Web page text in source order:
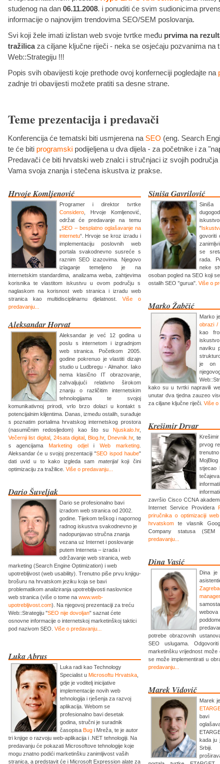
studenog na dan 06.11.2008. i ponuditi će svim sudionicima
informacije o najnovijim trendovima SEO/SEM poslovanja.
Svi koji žele imati izlistan web svoje tvrtke među prvima na
tražilicaza ciljane ključne riječi - neka se osjećaju pozvanima na
Web::Strategiju !!!
Popis svih obavijesti koje prethode ovoj konferneciji pogledajte na
zadnje tri obavijesti možete pratiti sa desne strane.
Teme prezentacija i predavači
Konferencija će tematski biti usmjerena na SEO (eng. Search
te će biti programskipodijeljena u dva dijela - za početnike i za
Predavači će biti hrvatski web znalci i stručnjaci iz svojih područja
Vama svoja znanja i stečena iskustva iz prakse.
Hrvoje Komljenović
Programer i direktor tvrtke
Considero, Hrvoje Komljenović,
održat će predavanje na temu
SEO – besplatno oglašavanje na
internetu“. Hrvoje se kroz izradu i
implementaciju poslovnih web
portala svakodnevno susreće s
raznim SEO izazovima. Njegovo
izlaganje temeljeno je na
internetskim standardima, analizama weba, zahtjevima
korisnika te vlastitom iskustvu u ovom području s
naglaskom na korisnost web stranica i izradu web
stranica kao multidisciplinarnu djelatnost. Više o
predavanju...
Aleksandar Horvat
Aleksandar je već 12 godina u
poslu s internetom i izgradnjom
web stranica. Početkom 2005.
godine pokrenuo je vlastiti dizajn
studio u Ludbregu - Almahor. Iako
nema klasično IT obrazovanje,
zahvaljujući relativno širokom
znanju o različitim internetskim
tehnologijama te svojoj
komunikativnoj prirodi, vrlo brzo dolazi u kontakt s
potencijalnim klijentima. Danas, između ostalih, surađuje
s poznatim portalima hrvatskog internetskog prostora
(nasumičnim redosljedom) kao što su Njuskalo.hr,
Večernji list digital, 24sata digital ,Blog.hr, Dnevnik.hr, te
s agencijama Marketing odjeli Web marketing.
Aleksandar će u svojoj prezentaciji "SEO ispod haube"
dati uvid u to kako izgleda sam materijalkoji čini
optimizaciju za tražilice. Više o predavanju...
Dario Šuveljak
Dario se profesionalno bavi
izradom web stranica od 2002.
godine. Tijekom teškog i napornog
radnog iskustva svakodnevno je
nadopunjavao stručna znanja
vezana uz Internet i poslovanje
putem Interneta – izrada i
održavanje web stranica, web
marketing (Search Engine Optimization) i web
upotrebljivost (web usability). Trenutno piše prvu knjigu-
brošuru na hrvatskom jeziku koja se bavi
problematikom analiziranja upotrebljivosti naslovnice
web stranica (više o tome na www.web-
upotrebljivost.com). Na njegovoj prezentaciji za treću
Web::Strategiju "SEO nije dovoljan" saznat ćete
osnovne informacije o internetskoj marketinškoj taktici
pod nazivom SEO. Više o predavanju...
Luka Abrus
Luka radi kao Technology
Specialist u Microsoftu Hrvatska,
gdje je voditelj inicijative
implementacije novih web
tehnologija i rješenja za razvoj
aplikacija. Webom se
profesionalno bavi desetak
godina, stručni je suradnik
časopisa Bugi Mreža, te je autor
tri knjige o razvoju web-aplikacija i .NET tehnologiji. Na
predavanju će pokazati Microsoftove tehnologije koje
mogu znatno podići marketinšku zanimljivost vaših
stranica, a predstavit će i Microsoft Expression alate za
Siniša Gavrilović
"
govoriti
se
rada.
neke
osoban pogled na SEO koji
ostalih SEO "gurua". Više o
Marko Žabčić
Marko
obrazi /
kao
naviku
je on
kako su u tvrtki napravili
unutar dva tjedna zauzeo
za ciljane ključne riječi. Više o
Krešimir Drvar
prvog
stjecao
završio Cisco CCNA
Internet Service Providera
priručnika o optimizaciji
hrvatskomte vlasnik
Company statusa
predavanju...
Dina Vasić
Dina je
potrebe obrazovnih
SEO uslugama.
marketinšku vrijednost
se može implementirati u
predavanju...
Marek Vidovič
Marek
bavi
kada ju